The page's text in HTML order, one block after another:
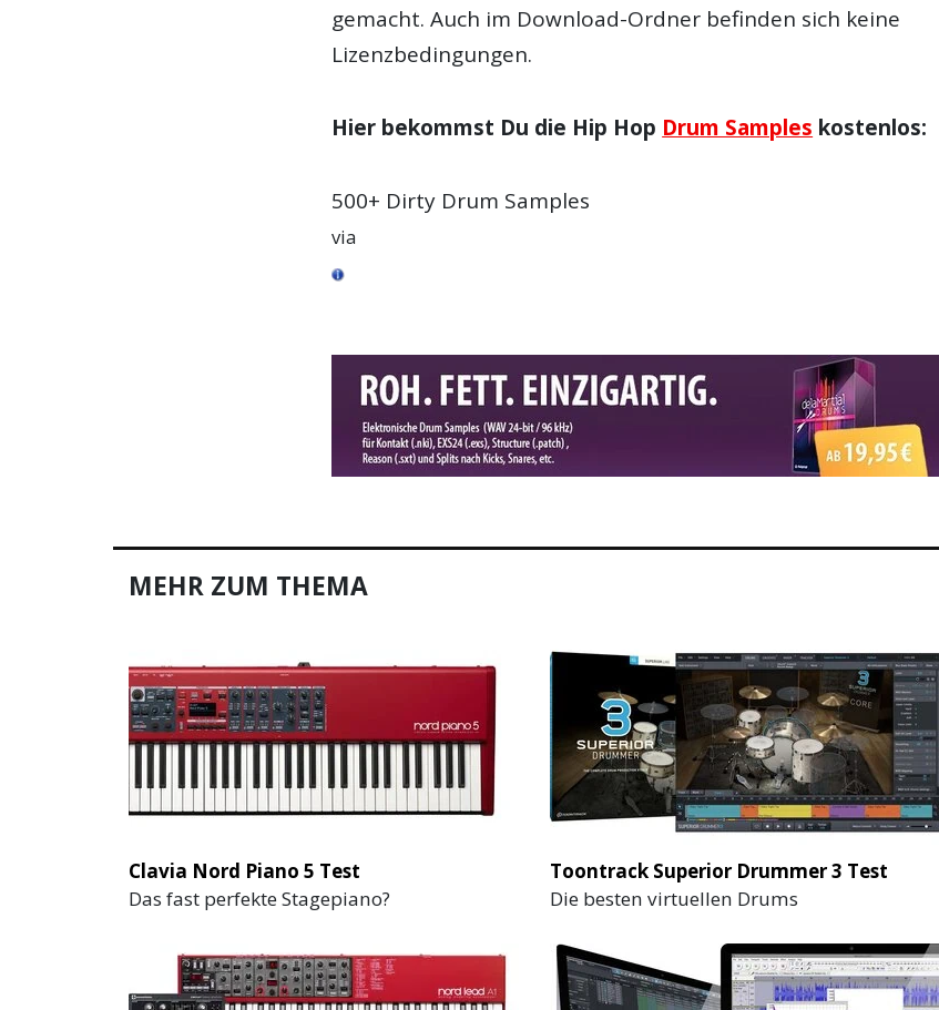
gemacht. Auch im Download-Ordner befinden sich keine
Lizenzbedingungen.
Hier bekommst Du die Hip Hop Drum Samples kostenlos:
500+ Dirty Drum Samples
via
MEHR ZUM THEMA
Clavia Nord Piano 5 Test
Das fast perfekte Stagepiano?
Toontrack Superior Drummer 3 Test
Die besten virtuellen Drums